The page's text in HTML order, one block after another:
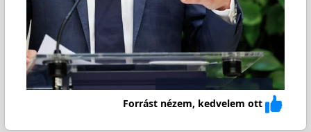
Forrást nézem, kedvelem ott